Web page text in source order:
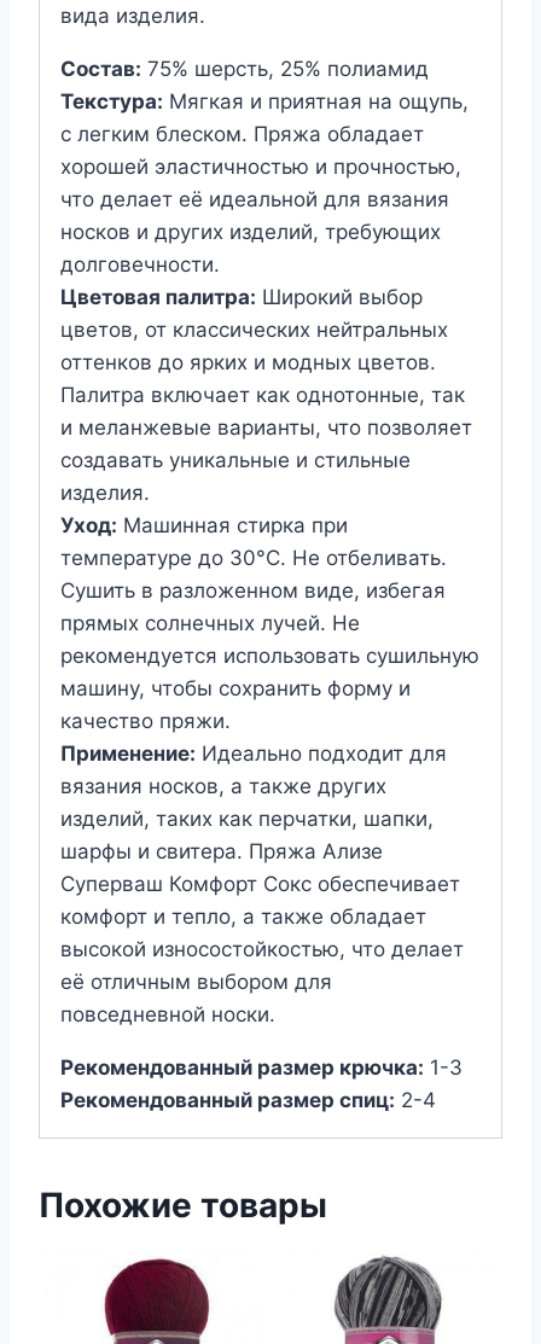
вида изделия.
Состав: 75% шерсть, 25% полиамид
Текстура: Мягкая и приятная на ощупь,
с легким блеском. Пряжа обладает
хорошей эластичностью и прочностью,
что делает её идеальной для вязания
носков и других изделий, требующих
долговечности.
Цветовая палитра: Широкий выбор
цветов, от классических нейтральных
оттенков до ярких и модных цветов.
Палитра включает как однотонные, так
и меланжевые варианты, что позволяет
создавать уникальные и стильные
изделия.
Уход: Машинная стирка при
температуре до 30°C. Не отбеливать.
Сушить в разложенном виде, избегая
прямых солнечных лучей. Не
рекомендуется использовать сушильную
машину, чтобы сохранить форму и
качество пряжи.
Применение: Идеально подходит для
вязания носков, а также других
изделий, таких как перчатки, шапки,
шарфы и свитера. Пряжа Ализе
Суперваш Комфорт Сокс обеспечивает
комфорт и тепло, а также обладает
высокой износостойкостью, что делает
её отличным выбором для
повседневной носки.
Рекомендованный размер крючка: 1-3
Рекомендованный размер спиц: 2-4
Похожие товары